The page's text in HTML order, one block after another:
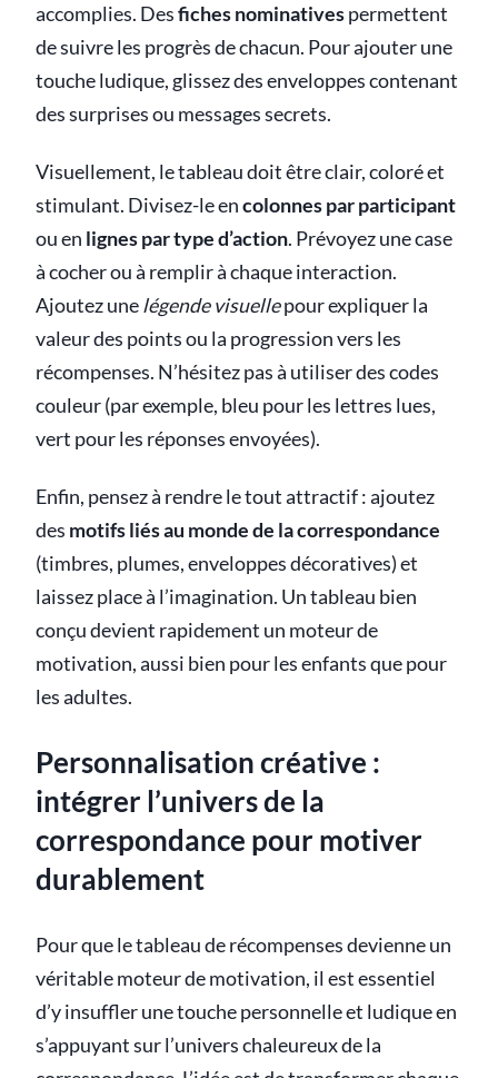
accomplies. Desfiches nominativespermettent
de suivre les progrès de chacun. Pour ajouter une
touche ludique, glissez des enveloppes contenant
des surprises ou messages secrets.
Visuellement, le tableau doit être clair, coloré et
stimulant. Divisez-le encolonnes par participant
ou en lignes par type d’action. Prévoyez une case
à cocher ou à remplir à chaque interaction.
Ajoutez unelégende visuellepour expliquer la
valeur des points ou la progression vers les
récompenses. N’hésitez pas à utiliser des codes
couleur (par exemple, bleu pour les lettres lues,
vert pour les réponses envoyées).
Enfin, pensez à rendre le tout attractif : ajoutez
des motifs liés au monde de la correspondance
(timbres, plumes, enveloppes décoratives) et
laissez place à l’imagination. Un tableau bien
conçu devient rapidement un moteur de
motivation, aussi bien pour les enfants que pour
les adultes.
Personnalisation créative :
intégrer l’univers de la
correspondance pour motiver
durablement
Pour que le tableau de récompenses devienne un
véritable moteur de motivation, il est essentiel
d’y insuffler une touche personnelle et ludique en
s’appuyant sur l’univers chaleureux de la